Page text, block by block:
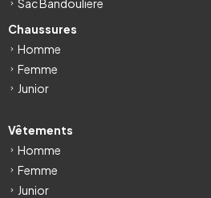
Sac Bandouliere
Chaussures
Homme
Femme
Junior
Vêtements
Homme
Femme
Junior